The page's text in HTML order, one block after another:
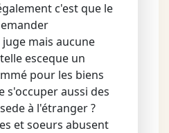
c'est que le
mais aucune
esceque un
pour les biens
s'occuper aussi des
à l'étranger ?
et soeurs abusent